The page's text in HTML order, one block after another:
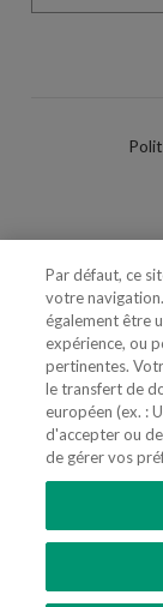
Advogados e
Par défaut, ce
votre
également être
expérience, ou
pertinentes.
le transfert de
européen (ex. :
d'accepter ou
de gérer vos